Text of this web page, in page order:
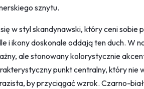
sznytu.
w styl skandynawski, który ceni
i ikony doskonale oddają ten duch. W
ale stonowany kolorystycznie
punkt centralny, który
by przyciągać wzrok. Czarno-